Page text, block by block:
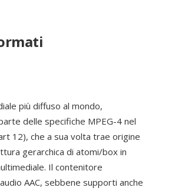
più diffuso al mondo,
delle specifiche MPEG-4 nel
12), che a sua volta trae origine
gerarchica di atomi/box in
Il contenitore
AAC, sebbene supporti anche